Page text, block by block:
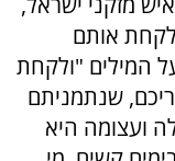
אותם
המילים "ולקחת
שנתמניתם
ועצומה היא